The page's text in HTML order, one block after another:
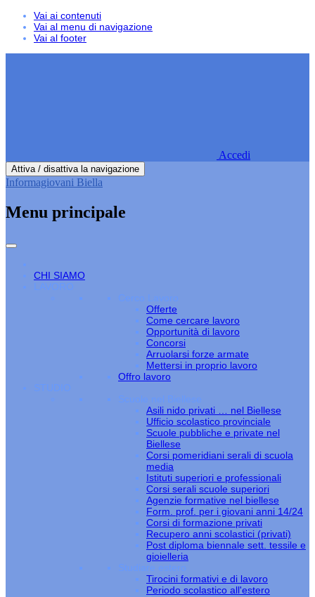
Vai ai contenuti
Vai al menu di navigazione
Vai al footer
Accedi
Attiva / disattiva la navigazione
Informagiovani Biella
Menu principale
CHI SIAMO
LAVORO
Cerco Lavoro
Offerte
Come cercare lavoro
Opportunità di lavoro
Concorsi
Arruolarsi forze armate
Mettersi in proprio lavoro
Offro lavoro
STUDIO
Scuole nel Biellese
Asili nido privati … nel Biellese
Ufficio scolastico provinciale
Scuole pubbliche e private nel
Biellese
Corsi pomeridiani serali di scuola
media
Istituti superiori e professionali
Corsi serali scuole superiori
Agenzie formative nel biellese
Form. prof. per i giovani anni 14/24
Corsi di formazione privati
Recupero anni scolastici (privati)
Post diploma biennale sett. tessile e
gioielleria
Studiare estero
Tirocini formativi e di lavoro
Periodo scolastico all'estero